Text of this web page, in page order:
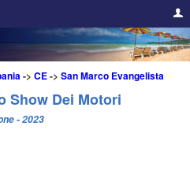
-> CE-> San Marco Evangelista
Show Dei Motori
- 2023